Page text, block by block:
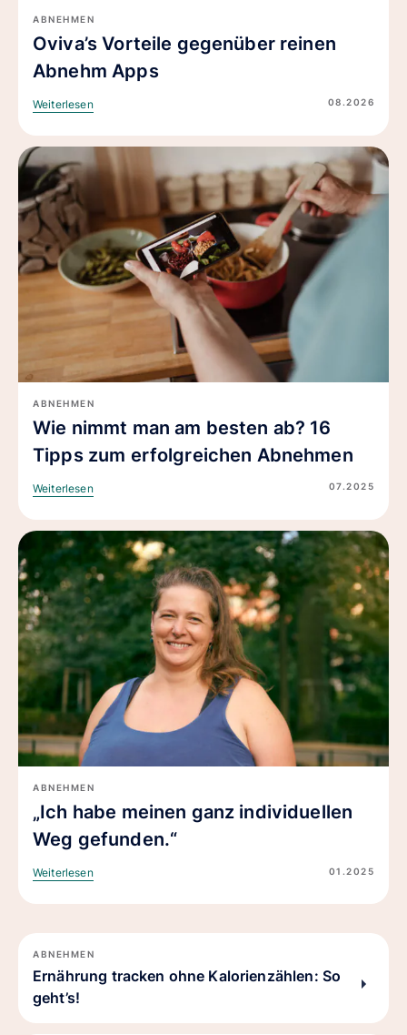
ABNEHMEN
Oviva’s Vorteile gegenüber reinen
Abnehm Apps
Weiterlesen 08.2026
ABNEHMEN
Wie nimmt man am besten ab? 16
Tipps zum erfolgreichen Abnehmen
Weiterlesen 07.2025
ABNEHMEN
„Ich habe meinen ganz individuellen
Weg gefunden.“
Weiterlesen 01.2025
ABNEHMEN
Ernährung tracken ohne Kalorienzählen: So
geht’s!